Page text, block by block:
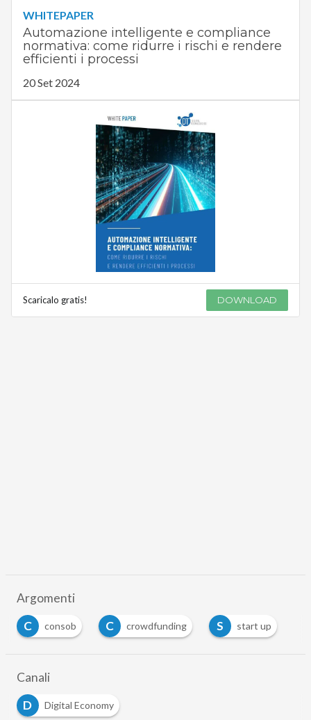
WHITEPAPER
Automazione intelligente e compliance
normativa: come ridurre i rischi e rendere
efficienti i processi
20 Set 2024
Scaricalo gratis! DOWNLOAD
Argomenti
C
consob C crowdfunding S
start up
Canali
D
Digital Economy